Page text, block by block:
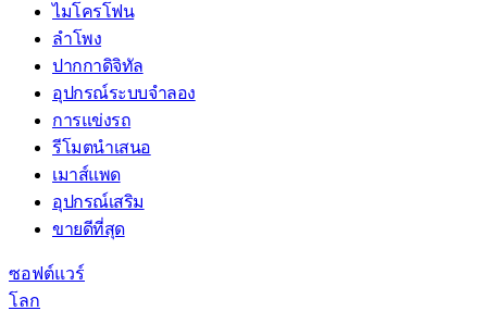
ไมโครโฟน
ลำโพง
ปากกาดิจิทัล
อุปกรณ์ระบบจำลอง
การแข่งรถ
รีโมตนำเสนอ
เมาส์แพด
อุปกรณ์เสริม
ขายดีที่สุด
ซอฟต์แวร์
โลก